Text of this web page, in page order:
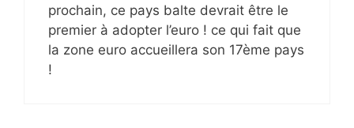
prochain, ce pays balte devrait être le
premier à adopter l’euro ! ce qui fait que
la zone euro accueillera son 17ème pays
!